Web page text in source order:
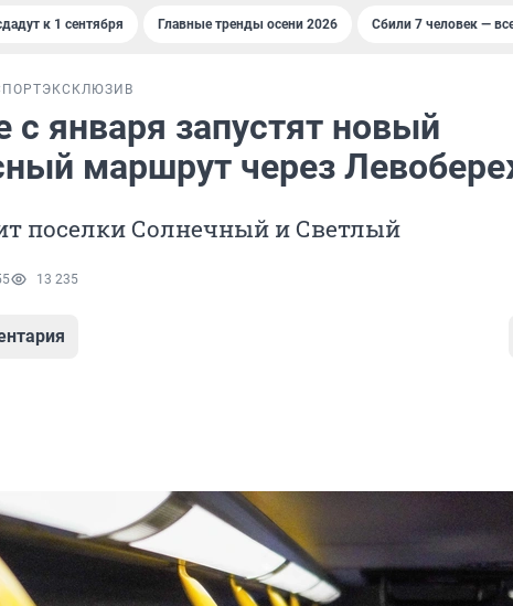
к 1 сентября Главные тренды осени 2026 Сбили 7 человек —
ЭКСКЛЮЗИВ
с января запустят новый
маршрут через
поселки Солнечный и Светлый
13 235